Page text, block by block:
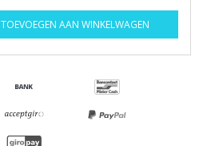
TOEVOEGEN AAN WINKELWAGEN